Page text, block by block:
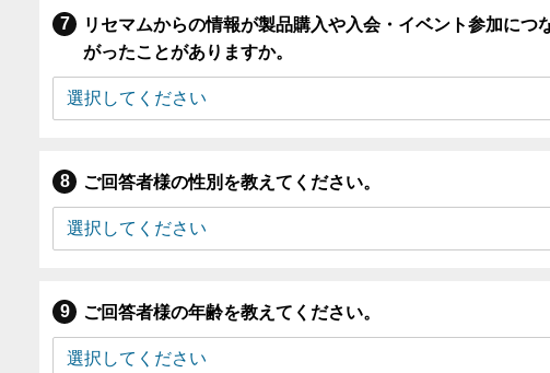
リセマムからの情報が製品購入や入会・イベント参加につ
がったことがありますか。
ご回答者様の性別を教えてください。
ご回答者様の年齢を教えてください。